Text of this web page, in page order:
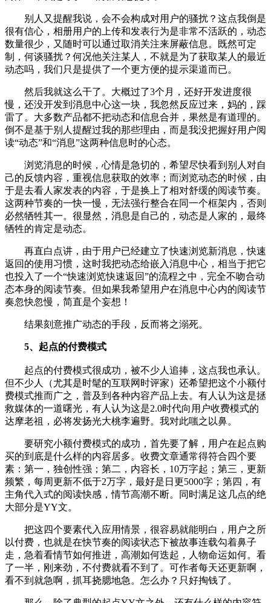
别人又提醒我说，会不会构成对用户的骚扰？这点我倒是
很有信心，相册用户的上传和发表行为是非常不活跃的，动态
数量很少，又随时可以通过取消关注来屏蔽信息。既然可定
制，何谈骚扰？何况他关注某人，不就是为了获取某人的最近
动态吗，我们只是提供了一个更方便的提示渠道而已。
然后我就这么干了。大概过了3个月，还好开发进度很
慢，还没开发到消息中心这一块，我忽然反应过来，妈的，踩
雷了。大多数产品都不把动态和信息合并，果然是有道理的。
倒不是基于别人提醒过我的那些理由，而是我没把握好用户阅
读“动态”和“消息”这两种信息时的心态。
浏览消息的时候，心情是急切的，希望尽快看到别人对自
己的反馈内容，重视信息获取的效率；而浏览动态的时候，由
于是去看人家发表的内容，于是换上了相对舒缓的阅读节奏。
这两种节奏的一快一慢，无法强行整合在同一个框架内，否则
必然牺牲其一。很显然，消息是自己的，动态是人家的，最终
牺牲的肯定是动态。
再直白点讲，由于用户已经建立了快速浏览新消息，快速
返回的使用习惯，这时我把动态给嵌入消息中心，相当于把它
也投入了一个“快速浏览快速返回”的流程之中，完全不吻合动
态本身的阅读节奏。但如果我希望用户在消息中心内的阅读节
奏忽快忽慢，简直是个妄想！
结果刻意推广动态的手段，反而将之溺死。
5、起点的付费模式
起点的付费模式很成功，被不少人追捧，这点我也承认。
但不少人（尤其是时髦的互联网时评家）还希望把这个小额付
费模式推而广之，普及到各种内容产品上去。有人认为这是拯
救媒体的一道曙光，有人认为这是2.0时代向用户收费模式的
达摩老祖，必将发扬光大桃李遍野。我对此嗤之以鼻。
要研究小额付费模式的成功，首先要了解，用户在起点购
买的到底是什么样的内容居多。收费文章通常得符合四个要
素：第一，独创性强；第二，内容长，10万字起；第三，更新
频繁，每周更新不低于2万字，最好是日更5000字；第四，有
主角代入式的阅读快感，情节高潮不断。同时满足这几点的绝
大部分是YY文。
把这四个要素代入应用情景，很容易就能明白，用户之所
以付费，也就是在快节奏的阅读状态下被故事连载勾着鼻子
走，急着看情节如何推进，高潮如何迭起，人物命运如何。看
了一半，刚来劲，不付费就看不到了。可作者每天还更新啊，
看不到就急啊，抓耳挠腮地急。怎么办？只好掏钱了。